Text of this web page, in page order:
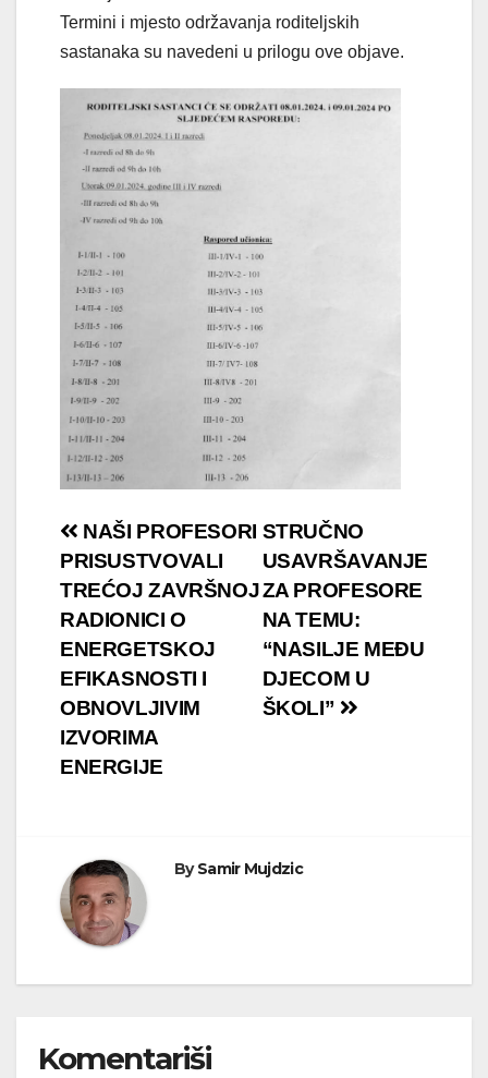
Termini i mjesto održavanja roditeljskih
sastanaka su navedeni u prilogu ove objave.
Navigacija
članaka
STRUČNO
USAVRŠAVANJE
ZA PROFESORE
NA TEMU:
“NASILJE MEĐU
DJECOM U
ŠKOLI”
NAŠI PROFESORI
PRISUSTVOVALI
TREĆOJ ZAVRŠNOJ
RADIONICI O
ENERGETSKOJ
EFIKASNOSTI I
OBNOVLJIVIM
IZVORIMA
ENERGIJE
BySamir Mujdzic
Komentariši